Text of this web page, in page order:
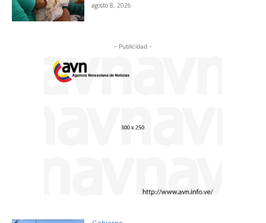
agosto 8, 2026
- Publicidad -